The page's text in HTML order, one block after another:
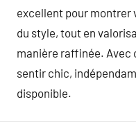
excellent pour montrer
du style, tout en
manière raffinée. Avec
sentir chic,
disponible.